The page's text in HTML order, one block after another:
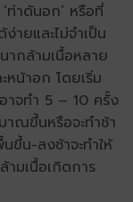
าดันอก’ หรือที่
ายและไม่จำเป็น
กล้ามเนื้อหลาย
น้าอก โดยเริ่ม
าจทำ 5 – 10 ครั้ง
ณขึ้นหรือจะทำช้า
ขึ้น-ลงช้าจะทำให้
ามเนื้อเกิดการ